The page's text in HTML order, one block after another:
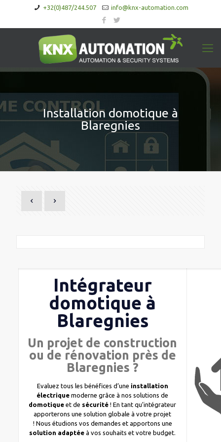
+32(0)487/244.507 info@knx-automation.com
Installation domotique à
Blaregnies
Intégrateur
domotique à
Blaregnies
Un projet de construction
ou de rénovation près de
Blaregnies ?
Evaluez tous les bénéfices d’une installation
électrique moderne grâce à nos solutions de
domotique et de sécurité ! En tant qu’intégrateur
apporterons une solution globale à votre projet
! Nous étudions vos demandes et apportons une
solution adaptéeà vos souhaits et votre budget.